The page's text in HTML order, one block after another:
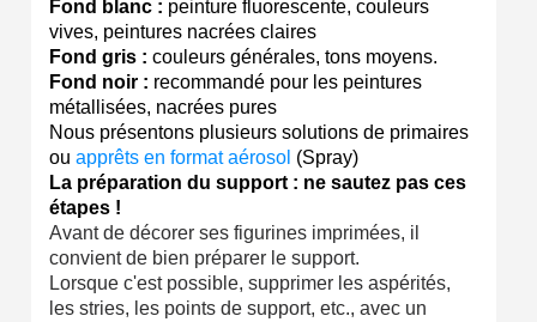
Fond blanc : peinture fluorescente, couleurs
vives, peintures nacrées claires
Fond gris : couleurs générales, tons moyens.
Fond noir : recommandé pour les peintures
métallisées, nacrées pures
Nous présentons plusieurs solutions de primaires
ou apprêts en format aérosol (Spray)
La préparation du support : ne sautez pas ces
étapes !
Avant de décorer ses figurines imprimées, il
convient de bien préparer le support.
Lorsque c'est possible, supprimer les aspérités,
les stries, les points de support, etc., avec un